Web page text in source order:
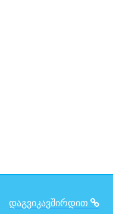
ᲓᲐᲒᲕᲘᲙᲐᲕᲨᲘᲠᲓᲘᲗ